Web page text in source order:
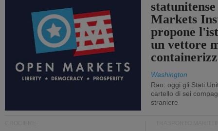
Markets
propone
un vettore
Washington
Rao: oggi gli Stati
cartello di sei
straniere